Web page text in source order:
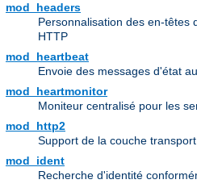
mod_headers
Personnalisation des en-têtes
HTTP
mod_heartbeat
Envoie des messages d'état
mod_heartmonitor
Moniteur centralisé pour les
mod_http2
Support de la couche
mod_ident
Recherche d'identité